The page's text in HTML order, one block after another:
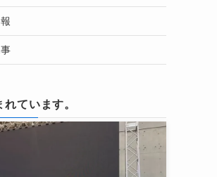
ています。